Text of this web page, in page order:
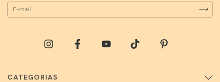
CATEGORIAS